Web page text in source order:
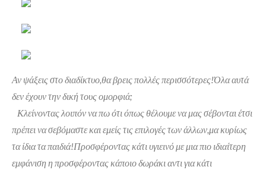
Αν ψάξεις στο διαδίκτυο,θα βρεις πολλές περισσότερες!Όλα αυτά
δεν έχουν την δική τους ομορφιά;
Κλείνοντας λοιπόν να πω ότι όπως θέλουμε να μας σέβονται έτσι
πρέπει να σεβόμαστε και εμείς τις επιλογές των άλλων,μα κυρίως
τα ίδια τα παιδιά!Προσφέροντας κάτι υγιεινό με μια πιο ιδιαίτερη
εμφάνιση η προσφέροντας κάποιο δωράκι αντι για κάτι